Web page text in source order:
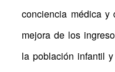
conciencia médica y
mejora de los
la población infantil